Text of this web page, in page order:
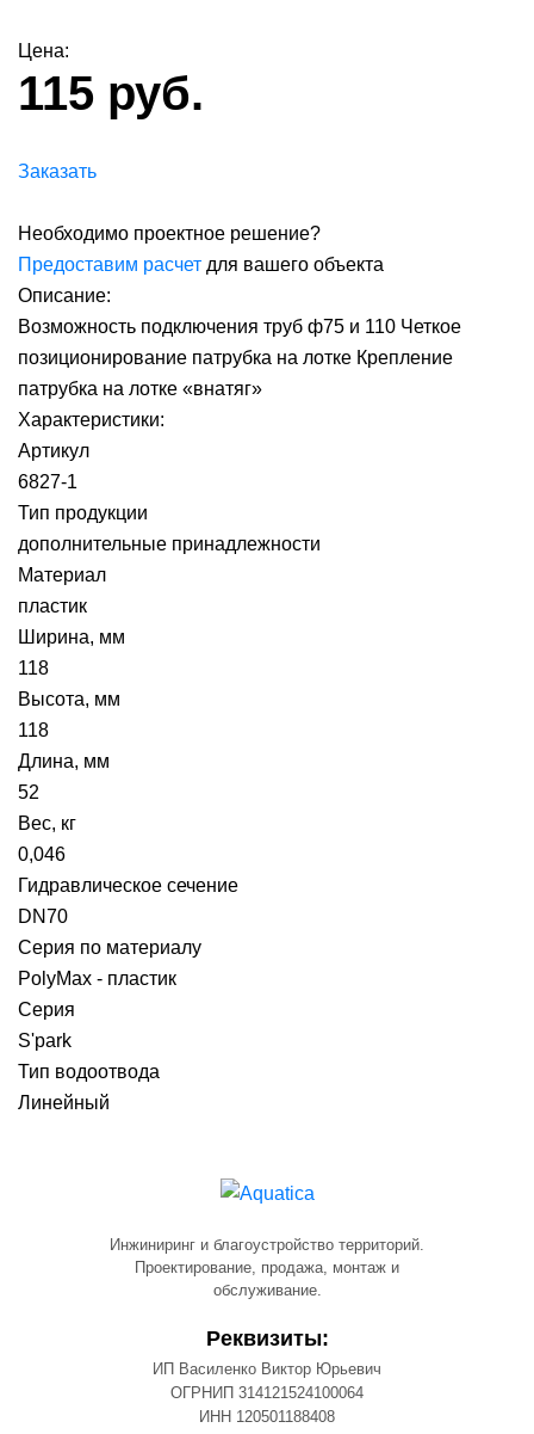
Цена:
115 руб.
Заказать
Необходимо проектное решение?
Предоставим расчет для вашего объекта
Описание:
Возможность подключения труб ф75 и 110 Четкое
позиционирование патрубка на лотке Крепление
патрубка на лотке «внатяг»
Характеристики:
Артикул
6827-1
Тип продукции
дополнительные принадлежности
Материал
пластик
Ширина, мм
118
Высота, мм
118
Длина, мм
52
Вес, кг
0,046
Гидравлическое сечение
DN70
Серия по материалу
PolyMax - пластик
Серия
S'park
Тип водоотвода
Линейный
Инжиниринг и благоустройство территорий.
Проектирование, продажа, монтаж и
обслуживание.
Реквизиты:
ИП Василенко Виктор Юрьевич
ОГРНИП 314121524100064
ИНН 120501188408